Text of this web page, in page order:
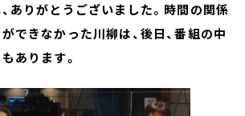
ありがとうございました。時間の関係
できなかった川柳は、後日、番組の中
あります。